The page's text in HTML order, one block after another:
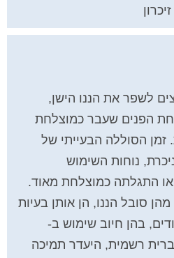
לשפר את הננו הישן,
הפנים שעבר כמוצלחת
הסוללה הבעייתי של
נוחות השימוש
התגלתה כמוצלחת מאוד.
סובל הננו, הן אותן בעיות
בהן חיוב שימוש ב-
רשמית, היעדר תמיכה